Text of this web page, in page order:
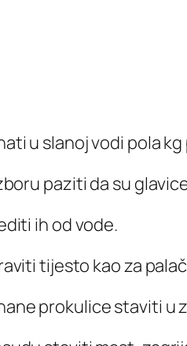
u slanoj vodi pola
paziti da su
ih od vode.
tijesto kao za
prokulice staviti u